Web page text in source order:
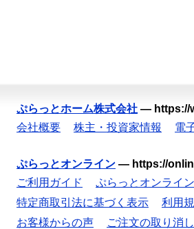
ぷらっとホーム株式会社 — https://
会社概要
株主・投資家情報 電
ぷらっとオンライン — https://
ご利用ガイド
ぷらっとオンライ
特定商取引法に基づく表示
利用
お客様からの声
ご注文の取り消し